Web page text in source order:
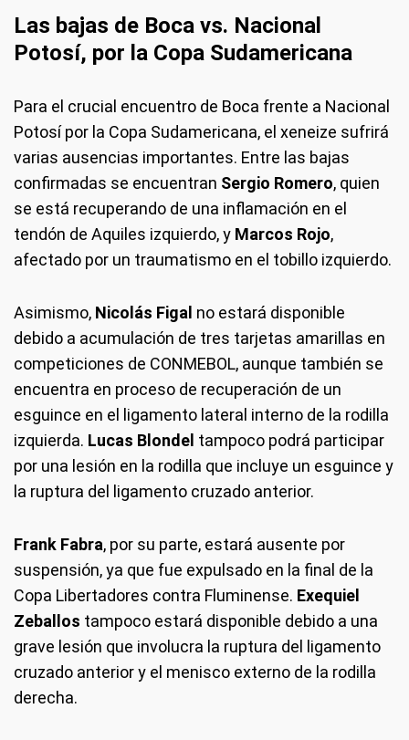
Las bajas de Boca vs. Nacional
Potosí, por la Copa Sudamericana
Para el crucial encuentro de Boca frente a Nacional
Potosí por la Copa Sudamericana, el xeneize sufrirá
varias ausencias importantes. Entre las bajas
confirmadas se encuentran Sergio Romero, quien
se está recuperando de una inflamación en el
tendón de Aquiles izquierdo, y Marcos Rojo,
afectado por un traumatismo en el tobillo izquierdo.
Asimismo, Nicolás Figal no estará disponible
debido a acumulación de tres tarjetas amarillas en
competiciones de CONMEBOL, aunque también se
encuentra en proceso de recuperación de un
esguince en el ligamento lateral interno de la rodilla
izquierda. Lucas Blondel tampoco podrá participar
por una lesión en la rodilla que incluye un esguince y
la ruptura del ligamento cruzado anterior.
Frank Fabra, por su parte, estará ausente por
suspensión, ya que fue expulsado en la final de la
Copa Libertadores contra Fluminense. Exequiel
Zeballos tampoco estará disponible debido a una
grave lesión que involucra la ruptura del ligamento
cruzado anterior y el menisco externo de la rodilla
derecha.